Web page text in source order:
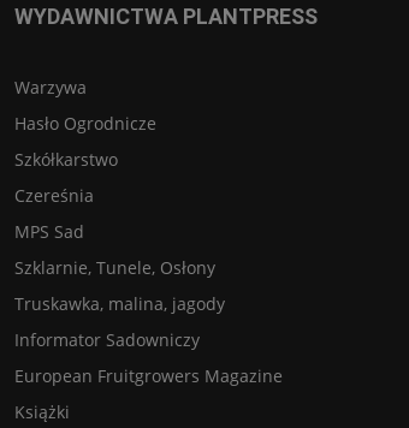
WYDAWNICTWA PLANTPRESS
Warzywa
Hasło Ogrodnicze
Szkółkarstwo
Czereśnia
MPS Sad
Szklarnie, Tunele, Osłony
Truskawka, malina, jagody
Informator Sadowniczy
European Fruitgrowers Magazine
Książki